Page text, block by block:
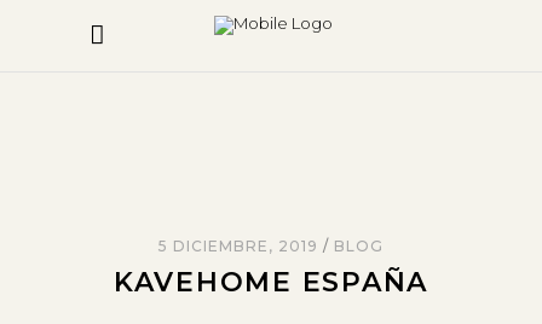
5 DICIEMBRE, 2019 BLOG
KAVEHOME ESPAÑA